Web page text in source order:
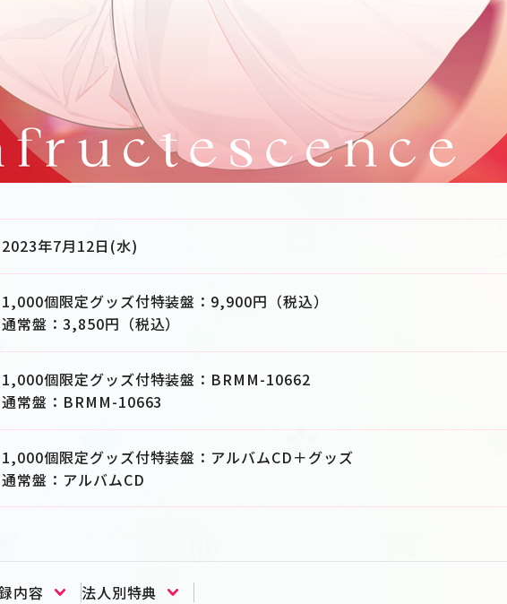
2023年7月12日(水)
1,000個限定グッズ付特装盤：9,900円（税込）
通常盤：3,850円（税込）
1,000個限定グッズ付特装盤：BRMM-10662
通常盤：BRMM-10663
1,000個限定グッズ付特装盤：アルバムCD＋グッズ
通常盤：アルバムCD
内容 法人別特典